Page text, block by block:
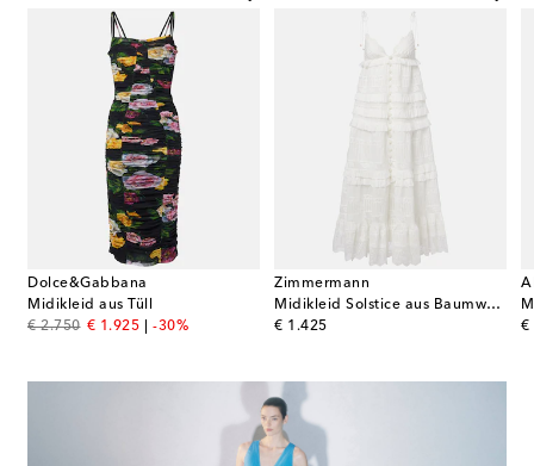
Dolce&Gabbana
Midikleid aus Tüll
€ 2.750
original price
€ 1.925
discount price
-30%
Zimmermann
Midikleid Solstice aus Baumwolle mit Spitze
€ 1.425
original price
€